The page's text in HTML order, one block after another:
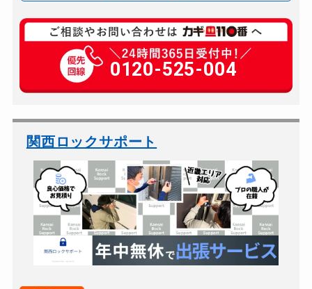
玄関カギ交換 12,000円～(税別)
金庫カギ開け 30,000円～（税別）
金庫カギ修理 別途お見積り
ロッカーカギ開け
ドアノブカギ開け 別途お見積り
ドアノブカギ作成 別途お見積り
ドアノブカギ交換 別途お見積り
0120-525-004
関西ロックサポート